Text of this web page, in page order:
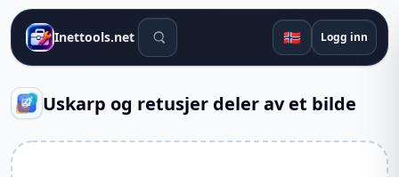
Inettools.net Søkeverktøy 🇳🇴 Logg inn
Uskarp og retusjer deler av et bilde